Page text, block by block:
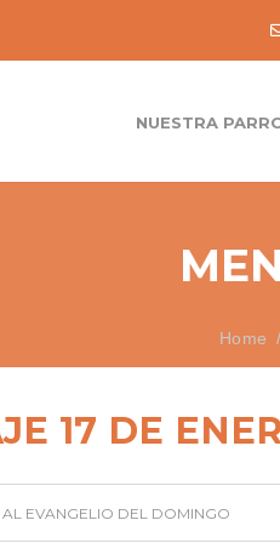
NUESTRA
Home
17 DE
EVANGELIO DEL DOMINGO